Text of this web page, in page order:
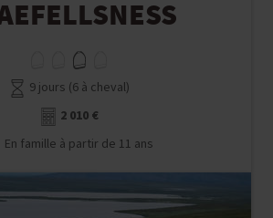
9 jours (6 à cheval)
2 010 €
En famille à partir de 11 ans